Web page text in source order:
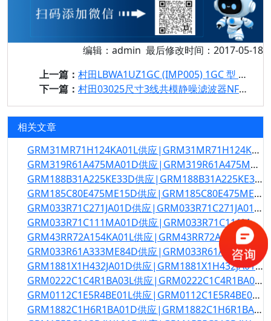
编辑：admin 最后修改时间：2017-05-18
上一篇： 村田LBWA1UZ1GC (IMP005) 1GC 型 Wi-Fi 模块的特性
下一篇： 村田03025尺寸3线共模静噪滤波器NFP0NCN系列
相关文章
GRM31MR71H124KA01L供应|GRM31MR71H124KA01L规格书
GRM319R61A475MA01D供应|GRM319R61A475MA01D规格书
GRM188B31A225KE33D供应|GRM188B31A225KE33D规格书
GRM185C80E475ME15D供应|GRM185C80E475ME15D规格书
GRM033R71C271JA01D供应|GRM033R71C271JA01D规格书
GRM033R71C111MA01D供应|GRM033R71C111MA01D规格书
GRM1881X1H432JA01D供应|GRM1881X1H432JA01D规格书
GRM0222C1C4R1BA03L供应|GRM0222C1C4R1BA03L规格书
GRM0112C1E5R4BE01L供应|GRM0112C1E5R4BE01L规格书
GRM1882C1H6R1BA01D供应|GRM1882C1H6R1BA01D规格书